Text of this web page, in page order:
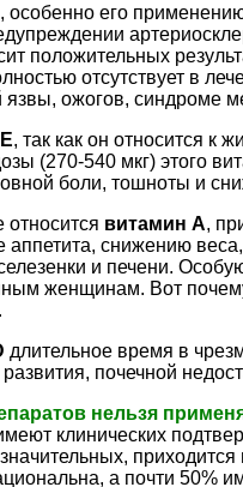
, особенно его
положительных
отсутствует в
язвы, ожогов, синдроме
, так как он относится
(270-540 мкг) этого
боли, тошноты и
относится витамин А,
аппетита, снижению
и печени.
женщинам. Вот
длительное время в
почечной
нельзя
клинических
а почти 50%